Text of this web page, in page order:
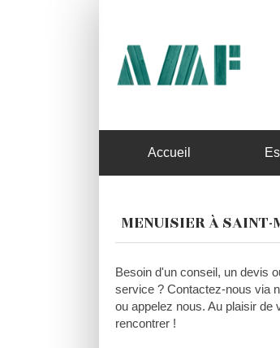
Accueil
MENUISIER À SAINT-
Besoin d'un conseil, un devis
service ? Contactez-nous via
ou appelez nous. Au plaisir de
rencontrer !